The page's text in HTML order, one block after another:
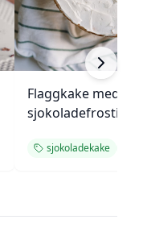
Flaggkake med
sjokoladefrosting
sjokoladekake